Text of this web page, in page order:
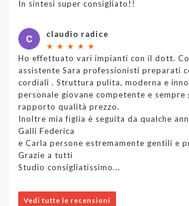
In sintesi super consigliato!!
claudio radice
★ ★ ★ ★ ★
Ho effettuato vari impianti con il dott.
assistente Sara professionisti preparati
cordiali . Struttura pulita, moderna e
personale giovane competente e
rapporto qualità prezzo.
Inoltre mia figlia è seguita da qualche
Galli Federica
e Carla persone estremamente gentili e
Grazie a tutti
Studio consigliatissimo...
Vedi tutte le recensioni